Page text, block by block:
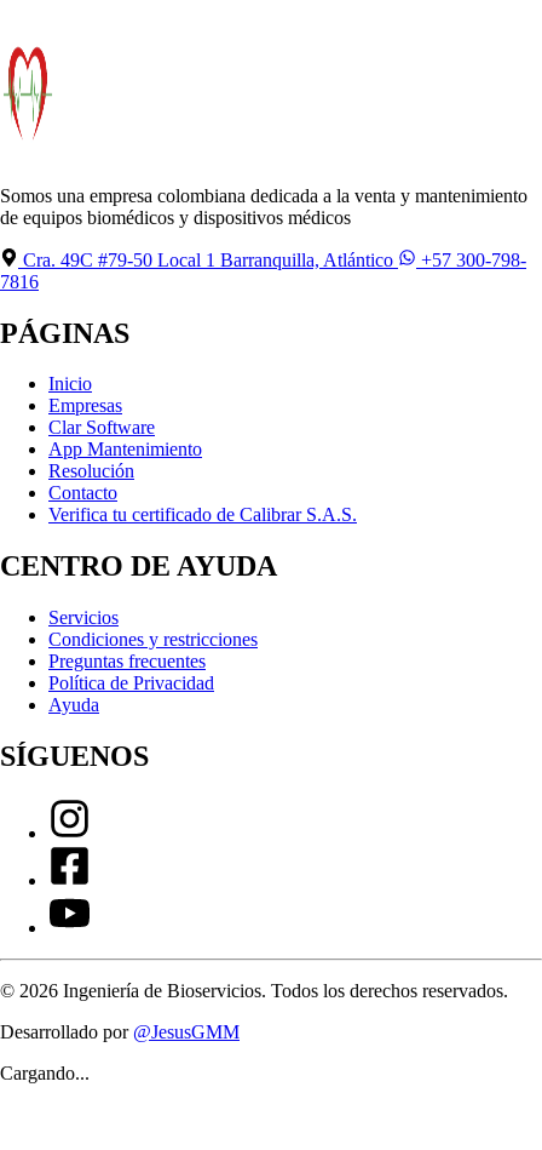
Somos una empresa colombiana dedicada a la venta y mantenimiento
de equipos biomédicos y dispositivos médicos
Cra. 49C #79-50 Local 1 Barranquilla, Atlántico
+57 300-798-
7816
PÁGINAS
Inicio
Empresas
Clar Software
App Mantenimiento
Resolución
Contacto
Verifica tu certificado de Calibrar S.A.S.
CENTRO DE AYUDA
Servicios
Condiciones y restricciones
Preguntas frecuentes
Política de Privacidad
Ayuda
SÍGUENOS
© 2026 Ingeniería de Bioservicios. Todos los derechos reservados.
Desarrollado por @JesusGMM
Cargando...